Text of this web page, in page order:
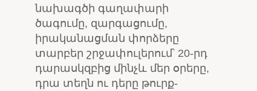
նախագծի գաղափարի
ծագումը, զարգացումը,
իրականացման փորձերը
տարբեր շրջափուլերում՝ 20-րդ
դարասկզբից մինչև մեր օրերը,
դրա տեղն ու դերը թուրք-